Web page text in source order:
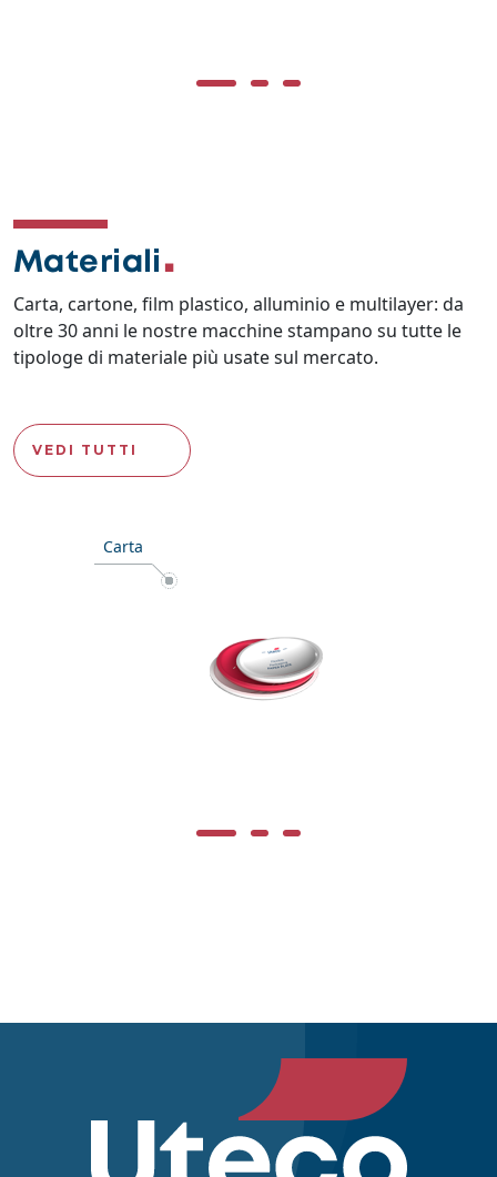
Materiali
Carta, cartone, film plastico, alluminio e multilayer: da
oltre 30 anni le nostre macchine stampano su tutte le
tipologe di materiale più usate sul mercato.
VEDI TUTTI
Carta